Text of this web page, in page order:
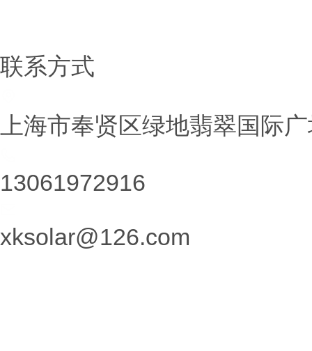
联系方式
上海市奉贤区绿地翡翠国际
13061972916
xksolar@126.com